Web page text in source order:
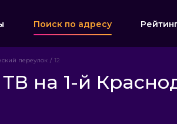
Поиск по адресу
переулок 12
на 1-й